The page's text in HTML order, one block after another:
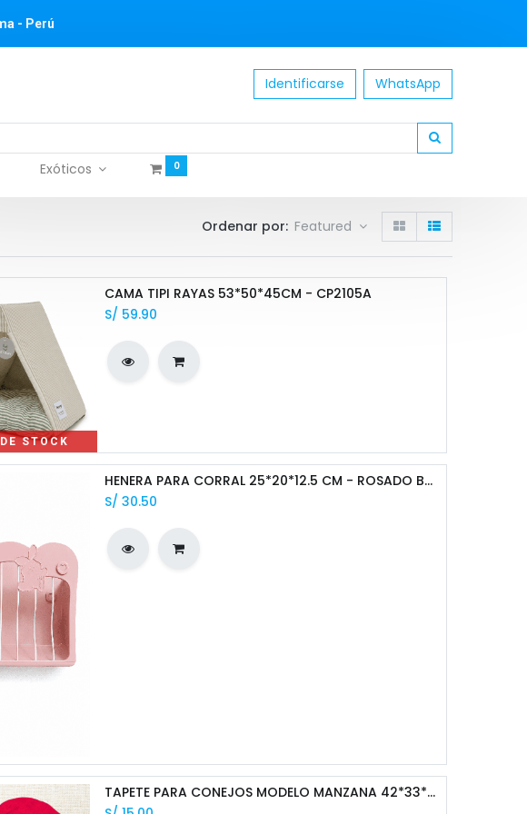
- Perú
Identificarse WhatsApp
Exóticos 0
Ordenar por: Featured
STOCK
CAMA TIPI RAYAS 53*50*45CM - CP2105A
S/ 59.90
HENERA PARA CORRAL 25*20*12.5 CM - ROSADO BER9800128
S/ 30.50
TAPETE PARA CONEJOS MODELO MANZANA 42*33*1 CM